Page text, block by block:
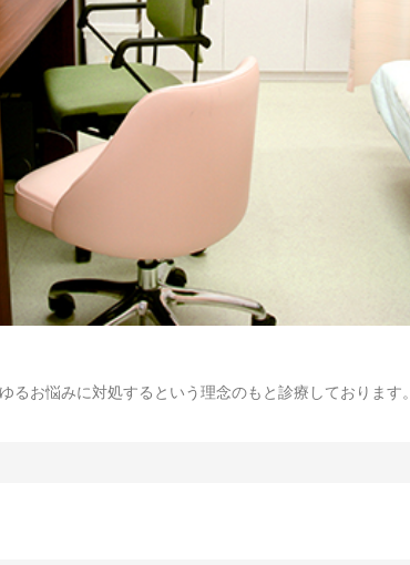
お悩みに対処するという理念のもと診療しております。